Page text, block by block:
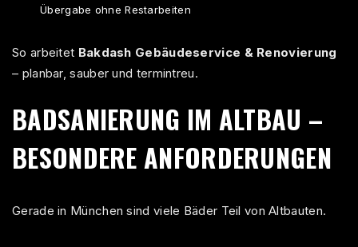
Übergabe ohne Restarbeiten
So arbeitet Bakdash Gebäudeservice & Renovierung
– planbar, sauber und termintreu.
BADSANIERUNG IM ALTBAU –
BESONDERE ANFORDERUNGEN
Gerade in München sind viele Bäder Teil von Altbauten.